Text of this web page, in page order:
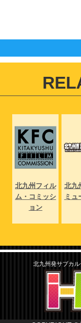
北九州フィル
ム・コミッシ
ョン
北九
ミュ
北九州発サブカル